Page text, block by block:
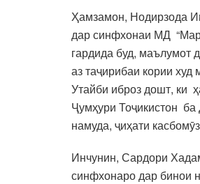
Ҳамзамон, Нодирзода
дар синфхонаи МД
гардида буд, маълумот
аз таҷирибаи кории
Утайби иброз дошт, ки
Ҷумҳури Тоҷикистон
намуда, ҷиҳати
Инчунин, Сардори
синфхонаро дар бинои